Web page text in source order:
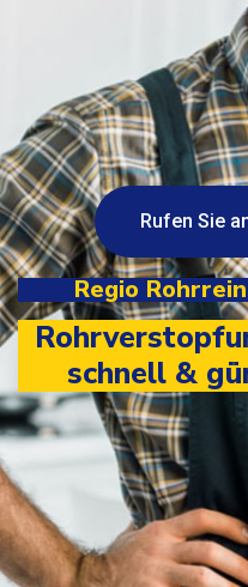
Rufen Sie
Regio
schnell &